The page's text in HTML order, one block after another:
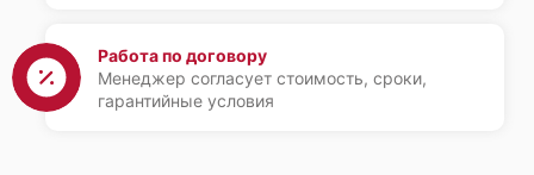
Работа по договору
Менеджер согласует стоимость, сроки,
гарантийные условия